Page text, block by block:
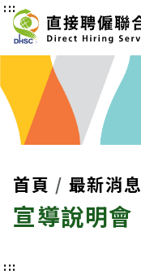
:::
首頁 最新消息
宣導說明會
:::